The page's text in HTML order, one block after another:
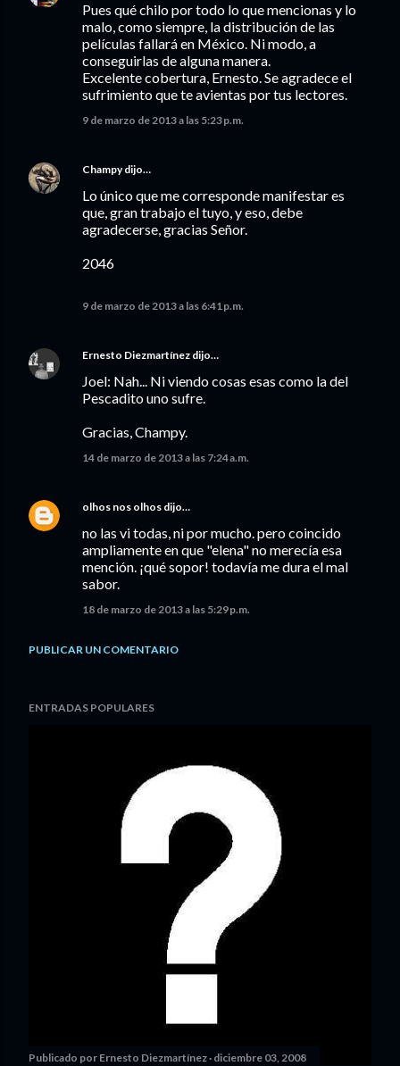
Pues qué chilo por todo lo que mencionas y lo
malo, como siempre, la distribución de las
películas fallará en México. Ni modo, a
conseguirlas de alguna manera.
Excelente cobertura, Ernesto. Se agradece el
sufrimiento que te avientas por tus lectores.
9 de marzo de 2013 a las 5:23 p.m.
Champydijo…
Lo único que me corresponde manifestar es
que, gran trabajo el tuyo, y eso, debe
agradecerse, gracias Señor.
2046
9 de marzo de 2013 a las 6:41 p.m.
Ernesto Diezmartínez dijo…
Joel: Nah... Ni viendo cosas esas como la del
Pescadito uno sufre.
Gracias, Champy.
14 de marzo de 2013 a las 7:24 a.m.
olhos nos olhos dijo…
no las vi todas, ni por mucho. pero coincido
ampliamente en que "elena" no merecía esa
mención. ¡qué sopor! todavía me dura el mal
sabor.
18 de marzo de 2013 a las 5:29 p.m.
PUBLICAR UN COMENTARIO
ENTRADAS POPULARES
Publicado por Ernesto Diezmartínez diciembre 03, 2008